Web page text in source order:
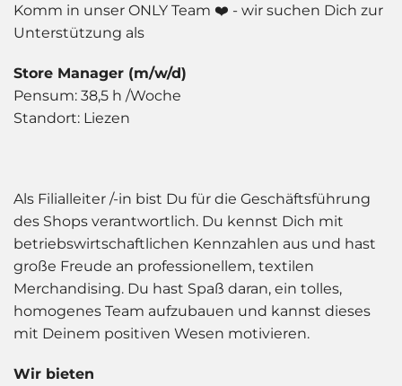
Komm in unser ONLY Team ❤️ - wir suchen Dich zur
Unterstützung als
Store Manager (m/w/d)
Pensum: 38,5 h /Woche
Standort: Liezen
Als Filialleiter /-in bist Du für die Geschäftsführung
des Shops verantwortlich. Du kennst Dich mit
betriebswirtschaftlichen Kennzahlen aus und hast
große Freude an professionellem, textilen
Merchandising. Du hast Spaß daran, ein tolles,
homogenes Team aufzubauen und kannst dieses
mit Deinem positiven Wesen motivieren.
Wir bieten